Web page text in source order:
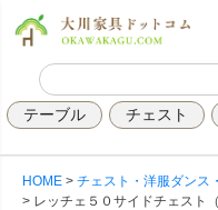
テーブル チェスト
HOME チェスト・洋服ダンス
レッチェ５０サイドチェスト